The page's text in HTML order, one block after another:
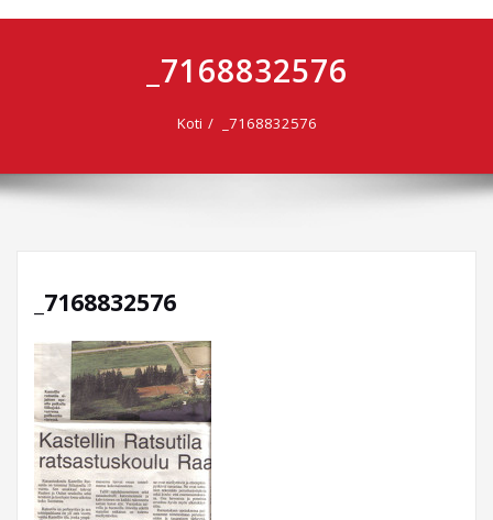
_7168832576
Koti _7168832576
_7168832576